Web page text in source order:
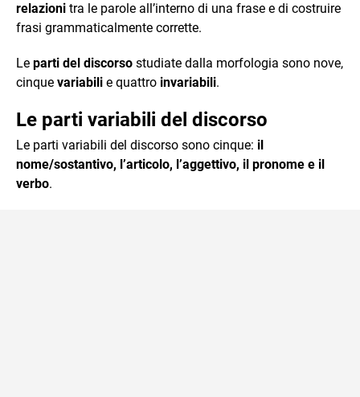
relazioni tra le parole all’interno di una frase e di costruire
frasi grammaticalmente corrette.
Le parti del discorso studiate dalla morfologia sono nove,
cinque variabili e quattro invariabili.
Le parti variabili del discorso
Le parti variabili del discorso sono cinque: il
nome/sostantivo, l’articolo, l’aggettivo, il pronome e il
verbo.